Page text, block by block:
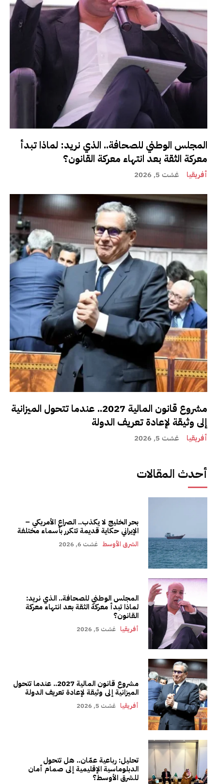
المجلس الوطني للصحافة.. الذي نريد: لماذا تبدأ
معركة الثقة بعد انتهاء معركة القانون؟
أفريقيا غشت 5, 2026
مشروع قانون المالية 2027.. عندما تتحول الميزانية
إلى وثيقة لإعادة تعريف الدولة
أفريقيا غشت 5, 2026
أحدث المقالات
بحر الخليج لا يكذب.. الصراع الأمريكي –
الإيراني حكاية قديمة تتكرر بأسماء مختلفة
الشرق الأوسط غشت 6, 2026
المجلس الوطني للصحافة.. الذي نريد:
لماذا تبدأ معركة الثقة بعد انتهاء معركة
القانون؟
أفريقيا غشت 5, 2026
مشروع قانون المالية 2027.. عندما تتحول
الميزانية إلى وثيقة لإعادة تعريف الدولة
أفريقيا غشت 5, 2026
تحليل: رباعية عمّان.. هل تتحول
الدبلوماسية الإقليمية إلى صمام أمان
للشرق الأوسط؟